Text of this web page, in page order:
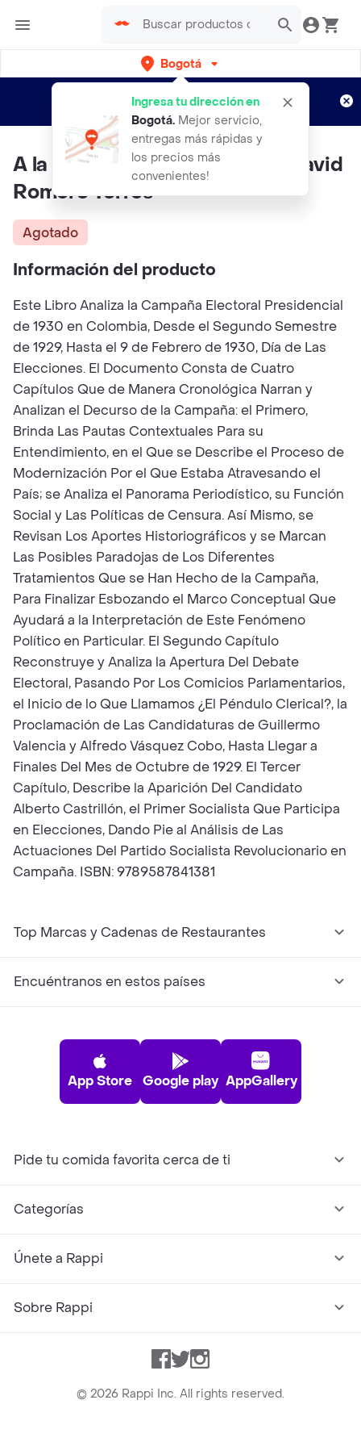
Bogotá
Ingresa tu dirección en
Bogotá. Mejor servicio,
entregas más rápidas y
los precios más
convenientes!
envíos gratis por semanas
Aplican TyC
A la Lucha he Venido - Julián David
Romero Torres
Agotado
Información del producto
Este Libro Analiza la Campaña Electoral Presidencial
de 1930 en Colombia, Desde el Segundo Semestre
de 1929, Hasta el 9 de Febrero de 1930, Día de Las
Elecciones. El Documento Consta de Cuatro
Capítulos Que de Manera Cronológica Narran y
Analizan el Decurso de la Campaña: el Primero,
Brinda Las Pautas Contextuales Para su
Entendimiento, en el Que se Describe el Proceso de
Modernización Por el Que Estaba Atravesando el
País; se Analiza el Panorama Periodístico, su Función
Social y Las Políticas de Censura. Así Mismo, se
Revisan Los Aportes Historiográficos y se Marcan
Las Posibles Paradojas de Los Diferentes
Tratamientos Que se Han Hecho de la Campaña,
Para Finalizar Esbozando el Marco Conceptual Que
Ayudará a la Interpretación de Este Fenómeno
Político en Particular. El Segundo Capítulo
Reconstruye y Analiza la Apertura Del Debate
Electoral, Pasando Por Los Comicios Parlamentarios,
el Inicio de lo Que Llamamos ¿El Péndulo Clerical?, la
Proclamación de Las Candidaturas de Guillermo
Valencia y Alfredo Vásquez Cobo, Hasta Llegar a
Finales Del Mes de Octubre de 1929. El Tercer
Capítulo, Describe la Aparición Del Candidato
Alberto Castrillón, el Primer Socialista Que Participa
en Elecciones, Dando Pie al Análisis de Las
Actuaciones Del Partido Socialista Revolucionario en
Campaña. ISBN: 9789587841381
Top Marcas y Cadenas de Restaurantes
Encuéntranos en estos países
App Store Google play AppGallery
Pide tu comida favorita cerca de ti
Categorías
Únete a Rappi
Sobre Rappi
Facebook
TwitterInstagram
© 2026 Rappi Inc. All rights reserved.